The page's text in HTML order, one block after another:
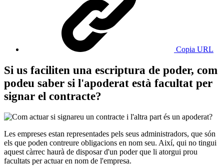
Copia URL
Si us faciliten una escriptura de poder, com
podeu saber si l'apoderat està facultat per
signar el contracte?
Les empreses estan representades pels seus administradors, que són
els que poden contreure obligacions en nom seu. Així, qui no tingui
aquest càrrec haurà de disposar d'un poder que li atorgui prou
facultats per actuar en nom de l'empresa.